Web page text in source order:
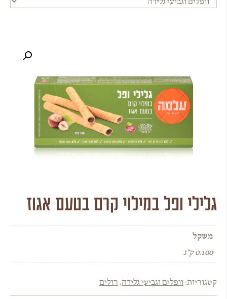
גלילי ופל במילוי קרם בטעם אגוז
משקל
0.100 ק"ג
קטגוריות: וופלים וגביעי גלידה, רולים